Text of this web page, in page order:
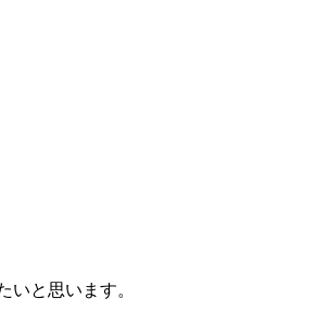
と思います。